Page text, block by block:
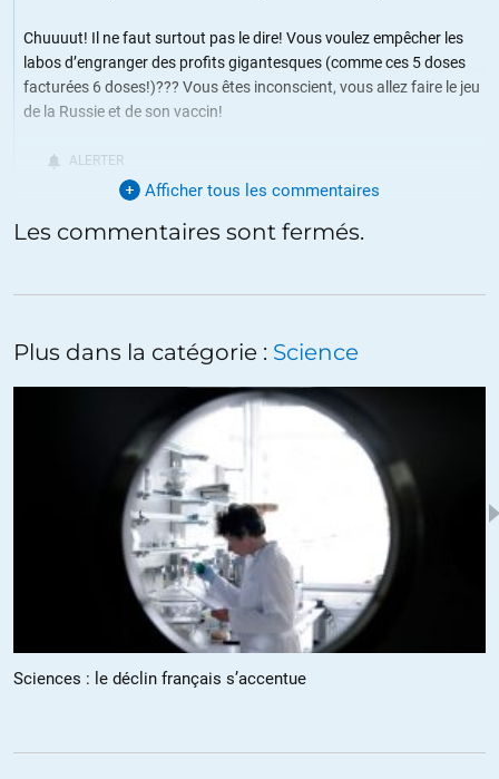
Chuuuut! Il ne faut surtout pas le dire! Vous voulez empêcher les
labos d’engranger des profits gigantesques (comme ces 5 doses
facturées 6 doses!)??? Vous êtes inconscient, vous allez faire le jeu
de la Russie et de son vaccin!
ALERTER
kasper
et renforcer les muscles du système respiratoire), le travail a été fait
bien en amont. le but étant non pas de diminuer la charge virale par
un procédé encore non identifié, mais de parer en urgence aux
symptômes les plus dangereux selon un procédé déjà connu. rien a
« sauf la position qui veut continuer à faire accroire que ce virus est
un big one qui peut tuer n’importe qui »
A tue plus d’américains en 1 an que la seconde guerre mondiale en
4, mais bon, c’est juste une petite gripe…
ALERTER
Sauf qu’à la WWII ils avaient 20 ans et étaient « en pleine forme ».
Afficher tous les commentaires
Les commentaires sont fermés.
Plus dans la catégorie : Science
Sciences : le déclin français s’accentue